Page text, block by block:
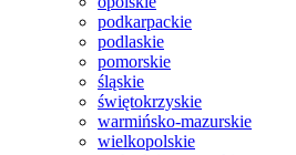
podkarpackie
podlaskie
pomorskie
śląskie
świętokrzyskie
warmińsko-mazurskie
wielkopolskie